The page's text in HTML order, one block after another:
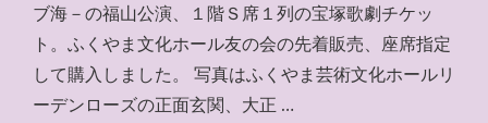
ブ海－の福山公演、１階Ｓ席１列の宝塚歌劇チケッ
ト。ふくやま文化ホール友の会の先着販売、座席指定
して購入しました。 写真はふくやま芸術文化ホールリ
ーデンローズの正面玄関、大正 …